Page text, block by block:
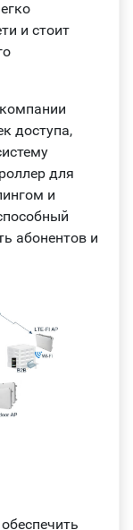
и стоит
доступа,
для
и
абонентов и